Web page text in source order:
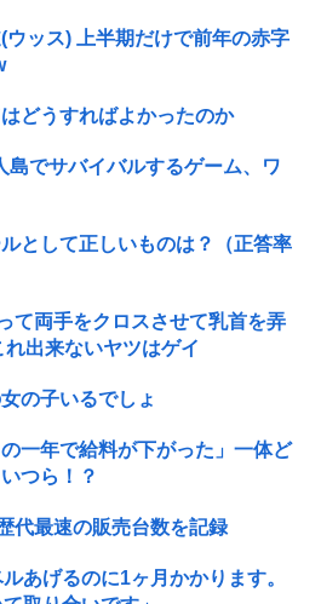
ッス) 上半期だけで前年の赤字
どうすればよかったのか
島でサバイバルするゲーム、ワ
として正しいものは？（正答率
て両手をクロスさせて乳首を弄
出来ないヤツはゲイ
の子いるでしょ
一年で給料が下がった」一体ど
つら！？
代最速の販売台数を記録
あげるのに1ヶ月かかります。